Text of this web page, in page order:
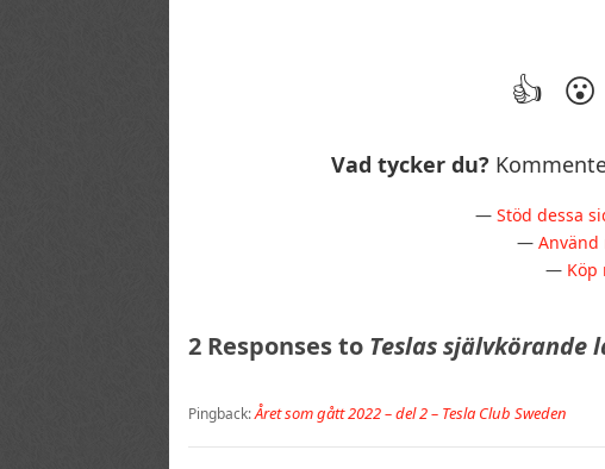
Vad tycker du?
— Stöd dessa
—
— Köp
2 Responses to Teslas självkörande
Pingback:Året som gått 2022 – del 2 – Tesla Club Sweden